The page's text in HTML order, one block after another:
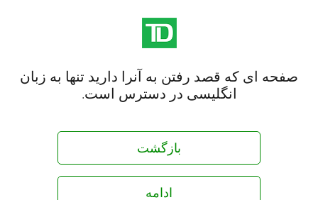
صفحه ای که قصد رفتن به آنرا دارید تنها به زبان
انگلیسی در دسترس است.
بازگشت
ادامه